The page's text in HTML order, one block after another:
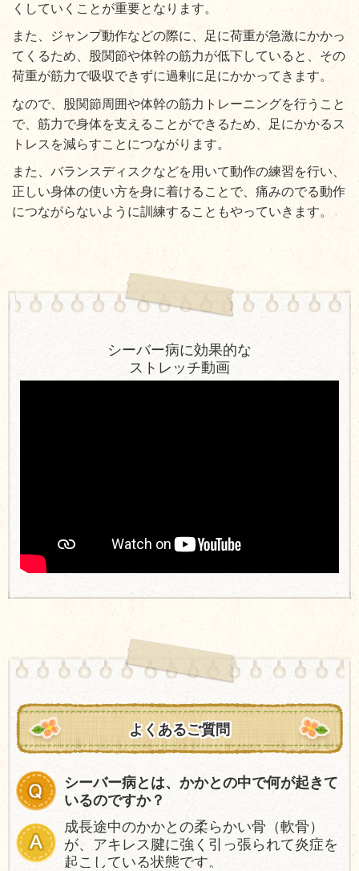
くしていくことが重要となります。
また、ジャンプ動作などの際に、足に荷重が急激にかかっ
てくるため、股関節や体幹の筋力が低下していると、その
荷重が筋力で吸収できずに過剰に足にかかってきます。
なので、股関節周囲や体幹の筋力トレーニングを行うこと
で、筋力で身体を支えることができるため、足にかかるス
トレスを減らすことにつながります。
また、バランスディスクなどを用いて動作の練習を行い、
正しい身体の使い方を身に着けることで、痛みのでる動作
につながらないように訓練することもやっていきます。
シーバー病に効果的な
ストレッチ動画
よくあるご質問
シーバー病とは、かかとの中で何が起きて
いるのですか？
成長途中のかかとの柔らかい骨（軟骨）
が、アキレス腱に強く引っ張られて炎症を
起こしている状態です。